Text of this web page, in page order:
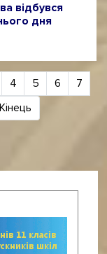
відбувся
дня
4 5 6
7
Кінець